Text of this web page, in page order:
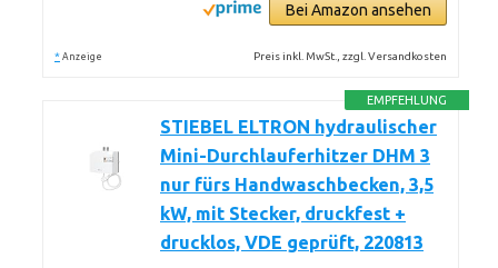
Bei Amazon ansehen
* Anzeige Preis inkl. MwSt., zzgl. Versandkosten
EMPFEHLUNG
STIEBEL ELTRON hydraulischer
Mini-Durchlauferhitzer DHM 3
nur fürs Handwaschbecken, 3,5
kW, mit Stecker, druckfest +
drucklos, VDE geprüft, 220813